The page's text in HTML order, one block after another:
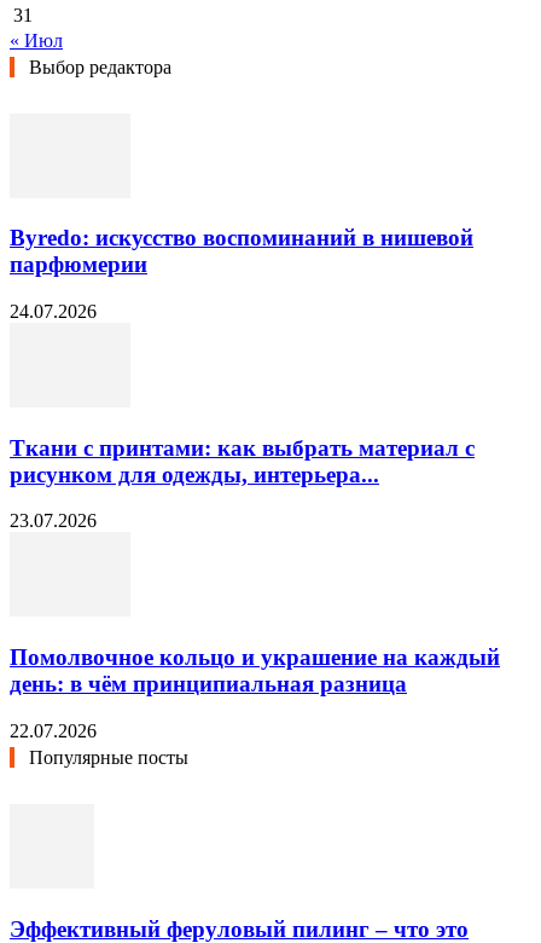
31
« Июл
Выбор редактора
Byredo: искусство воспоминаний в нишевой
парфюмерии
24.07.2026
Ткани с принтами: как выбрать материал с
рисунком для одежды, интерьера...
23.07.2026
Помолвочное кольцо и украшение на каждый
день: в чём принципиальная разница
22.07.2026
Популярные посты
Эффективный феруловый пилинг – что это